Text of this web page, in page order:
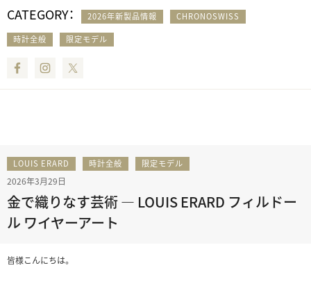
CATEGORY： 2026年新製品情報
CHRONOSWISS
時計全般
限定モデル
FacebookInstagram
LOUIS ERARD 時計全般 限定モデル
2026年3月29日
金で織りなす芸術 ― LOUIS ERARD フィルドー
ル ワイヤーアート
皆様こんにちは。